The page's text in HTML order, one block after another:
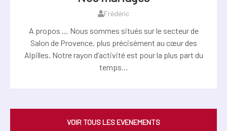
Frédéric
A propos … Nous sommes situés sur le secteur de
Salon de Provence, plus précisément au cœur des
Alpilles. Notre rayon d’activité est pour la plus part du
temps…
VOIR TOUS LES EVENEMENTS